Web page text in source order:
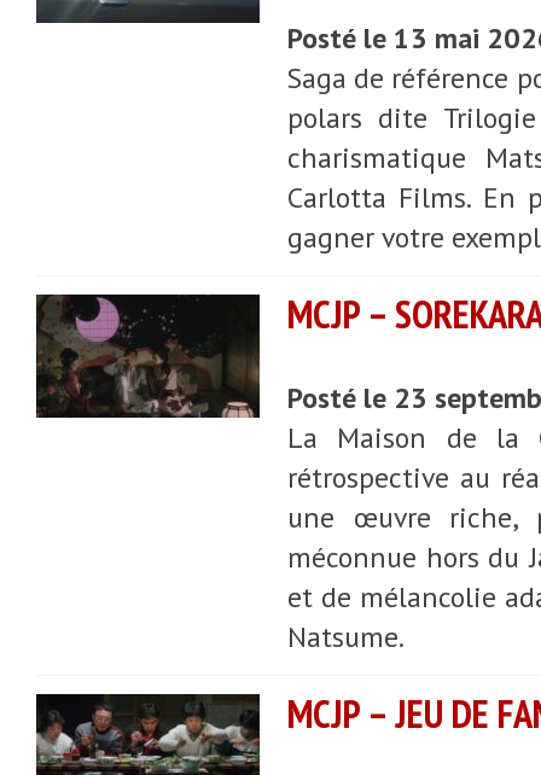
Posté le 13 mai
Saga de référence
polars dite
charismatique
Carlotta Films. En
gagner votre
MCJP –
Posté le 23
La Maison de la
rétrospective au
une œuvre riche,
méconnue hors du
et de mélancolie
Natsume.
MCJP – JEU DE